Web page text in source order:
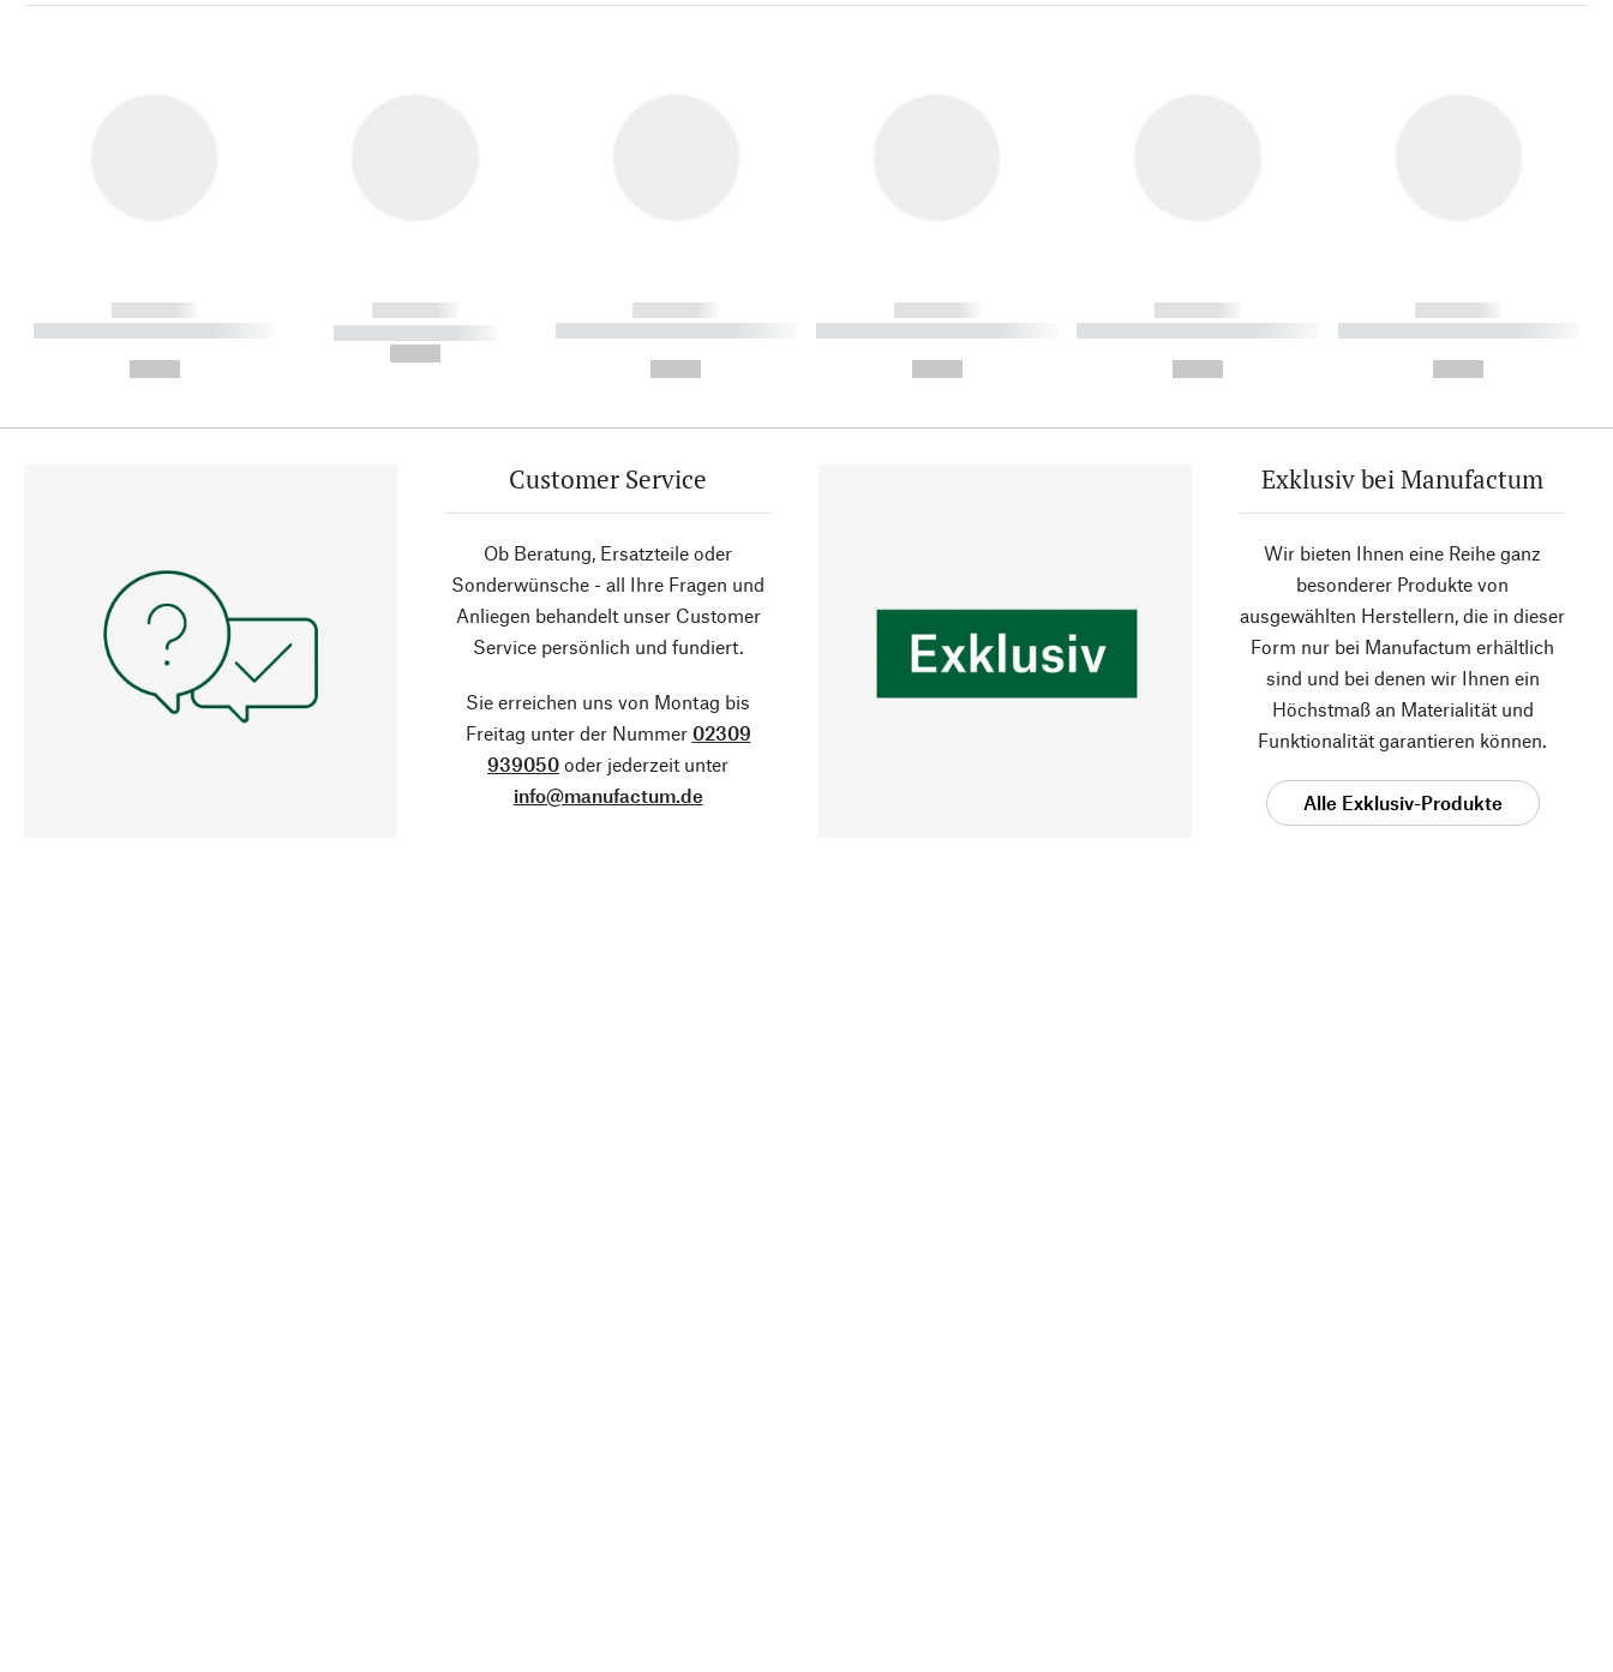
------------
----------- ----------- ----------
------------
----------- -----------
------------
----------- ----------- ----------
------------
----------- ----------- ----------
------------
----------- ----------- ----------
------------
----------- ----------- ----------
Customer Service
Ob Beratung, Ersatzteile oder
Sonderwünsche - all Ihre Fragen und
Anliegen behandelt unser Customer
Service persönlich und fundiert.
Sie erreichen uns von Montag bis
Freitag unter der Nummer 02309
939050 oder jederzeit unter
info@manufactum.de
Exklusiv bei Manufactum
Wir bieten Ihnen eine Reihe ganz
besonderer Produkte von
ausgewählten Herstellern, die in dieser
Form nur bei Manufactum erhältlich
sind und bei denen wir Ihnen ein
Höchstmaß an Materialität und
Funktionalität garantieren können.
Alle Exklusiv-Produkte